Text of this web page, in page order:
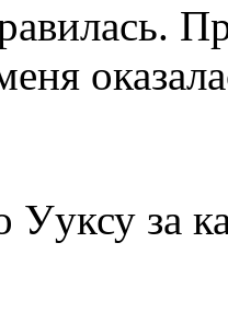
Ууксу за